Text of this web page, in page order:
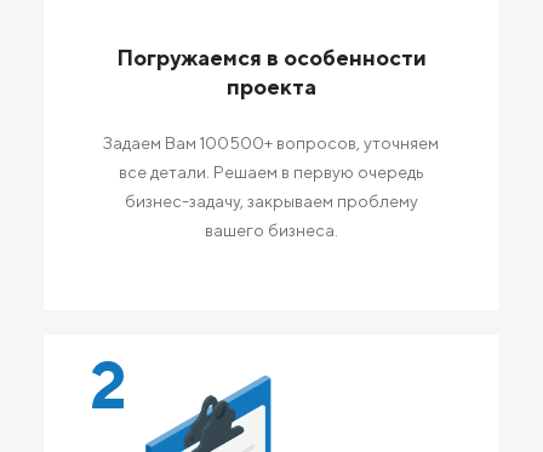
Погружаемся в особенности
проекта
Задаем Вам 100500+ вопросов, уточняем
все детали. Решаем в первую очередь
бизнес-задачу, закрываем проблему
вашего бизнеса.
2